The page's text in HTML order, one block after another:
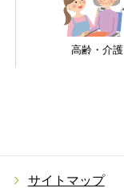
高齢・介護
サイトマップ